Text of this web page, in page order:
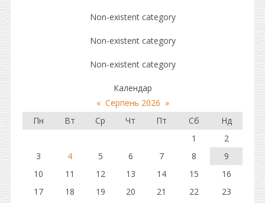
Non-existent category
Non-existent category
Non-existent category
Календар
« Серпень 2026 »
Пн
Вт Ср Чт Пт Сб
Нд
1
2
3
4 5 6 7 8
9
10
11 12 13 14 15
16
17
18 19 20 21 22
23